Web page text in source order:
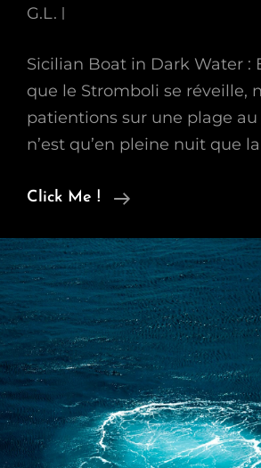
G.L.
Sicilian Boat in Dark Water :
que le Stromboli se réveille,
patientions sur une plage au
n’est qu’en pleine nuit que
Click Me !
Sicilian